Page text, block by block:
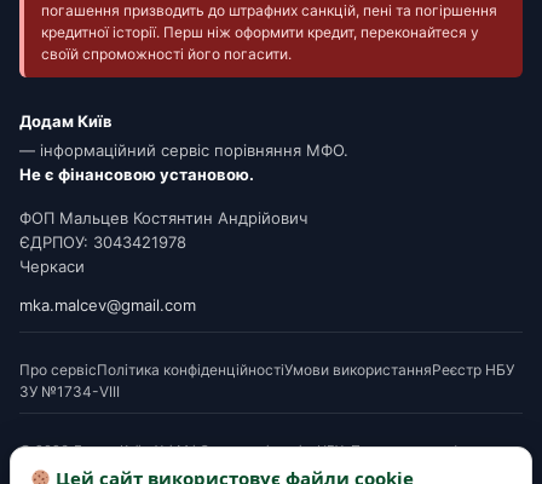
погашення призводить до штрафних санкцій, пені та погіршення
кредитної історії. Перш ніж оформити кредит, переконайтеся у
своїй спроможності його погасити.
Додам Київ
— інформаційний сервіс порівняння МФО.
Не є фінансовою установою.
ФОП Мальцев Костянтин Андрійович
ЄДРПОУ: 3043421978
Черкаси
mka.malcev@gmail.com
Про сервісПолітика конфіденційностіУмови використанняРеєстр НБУ
ЗУ №1734-VIII
© 2026 Додам Київ. Усі МФО мають ліцензію НБУ. Посилання на офери є
партнерськими. Перед підписанням ознайомтеся з Паспортом споживчого
Цей сайт використовує файли cookie